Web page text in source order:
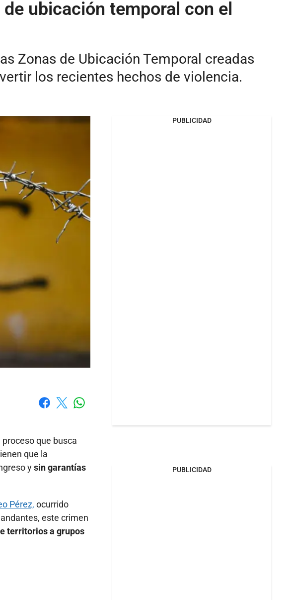
ubicación temporal con el
Zonas de Ubicación Temporal creadas
los recientes hechos de violencia.
que busca
que la
ysin garantías
Pérez, ocurrido
este crimen
territorios a grupos
PUBLICIDAD
PUBLICIDAD